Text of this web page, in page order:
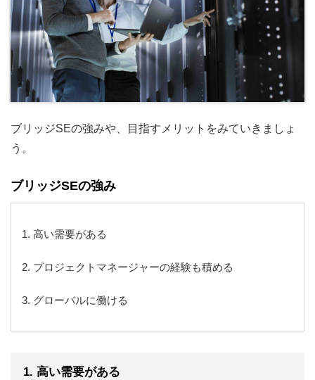
ブリッジSEの強みや、目指すメリットをみていきましょ
う。
ブリッジSEの強み
1. 高い需要がある
2. プロジェクトマネージャーの経験も積める
3. グローバルに働ける
1. 高い需要がある